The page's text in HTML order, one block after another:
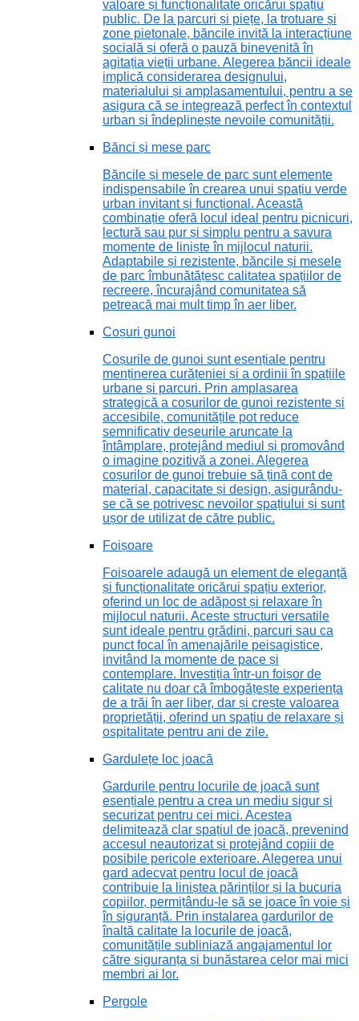
valoare și funcționalitate oricărui spațiu
public. De la parcuri și piețe, la trotuare și
zone pietonale, băncile invită la interacțiune
socială și oferă o pauză binevenită în
agitația vieții urbane. Alegerea băncii ideale
implică considerarea designului,
materialului și amplasamentului, pentru a se
asigura că se integrează perfect în contextul
urban și îndeplinește nevoile comunității.
Bănci și mese parc
Băncile și mesele de parc sunt elemente
indispensabile în crearea unui spațiu verde
urban invitant și funcțional. Această
combinație oferă locul ideal pentru picnicuri,
lectură sau pur și simplu pentru a savura
momente de liniște în mijlocul naturii.
Adaptabile și rezistente, băncile și mesele
de parc îmbunătățesc calitatea spațiilor de
recreere, încurajând comunitatea să
petreacă mai mult timp în aer liber.
Coșuri gunoi
Coșurile de gunoi sunt esențiale pentru
menținerea curățeniei și a ordinii în spațiile
urbane și parcuri. Prin amplasarea
strategică a coșurilor de gunoi rezistente și
accesibile, comunitățile pot reduce
semnificativ deșeurile aruncate la
întâmplare, protejând mediul și promovând
o imagine pozitivă a zonei. Alegerea
coșurilor de gunoi trebuie să țină cont de
material, capacitate și design, asigurându-
se că se potrivesc nevoilor spațiului și sunt
ușor de utilizat de către public.
Foișoare
Foișoarele adaugă un element de eleganță
și funcționalitate oricărui spațiu exterior,
oferind un loc de adăpost și relaxare în
mijlocul naturii. Aceste structuri versatile
sunt ideale pentru grădini, parcuri sau ca
punct focal în amenajările peisagistice,
invitând la momente de pace și
contemplare. Investiția într-un foișor de
calitate nu doar că îmbogățește experiența
de a trăi în aer liber, dar și crește valoarea
proprietății, oferind un spațiu de relaxare și
ospitalitate pentru ani de zile.
Gardulețe loc joacă
Gardurile pentru locurile de joacă sunt
esențiale pentru a crea un mediu sigur și
securizat pentru cei mici. Acestea
delimitează clar spațiul de joacă, prevenind
accesul neautorizat și protejând copiii de
posibile pericole exterioare. Alegerea unui
gard adecvat pentru locul de joacă
contribuie la liniștea părinților și la bucuria
copiilor, permițându-le să se joace în voie și
în siguranță. Prin instalarea gardurilor de
înaltă calitate la locurile de joacă,
comunitățile subliniază angajamentul lor
către siguranța și bunăstarea celor mai mici
membri ai lor.
Pergole